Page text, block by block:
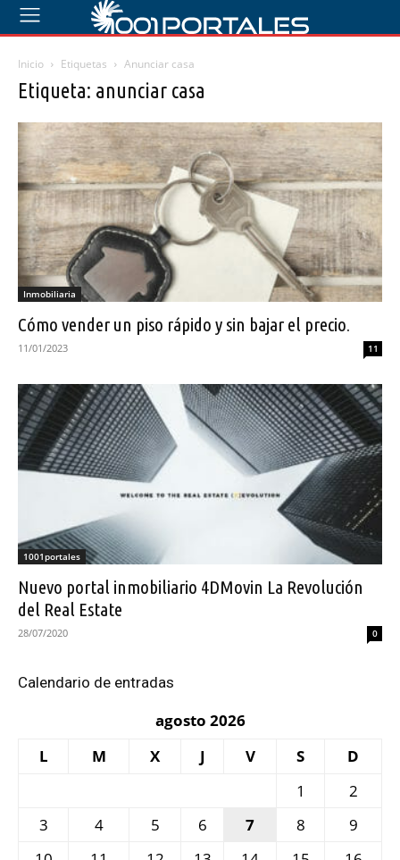
Inicio Etiquetas Anunciar casa
Etiqueta: anunciar casa
Inmobiliaria
Cómo vender un piso rápido y sin bajar el precio.
11/01/2023 11
1001portales
Nuevo portal inmobiliario 4DMovin La Revolución
del Real Estate
28/07/2020 0
Calendario de entradas
agosto 2026
L
M X J V S
D
1
2
3
4 5 6 7 8
9